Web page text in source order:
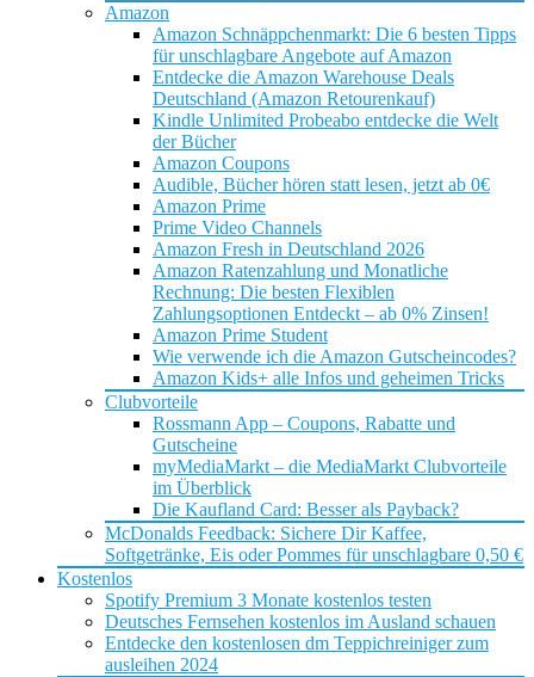
Amazon
Amazon Schnäppchenmarkt: Die 6 besten Tipps
für unschlagbare Angebote auf Amazon
Entdecke die Amazon Warehouse Deals
Deutschland (Amazon Retourenkauf)
Kindle Unlimited Probeabo entdecke die Welt
der Bücher
Amazon Coupons
Audible, Bücher hören statt lesen, jetzt ab 0€
Amazon Prime
Prime Video Channels
Amazon Fresh in Deutschland 2026
Amazon Ratenzahlung und Monatliche
Rechnung: Die besten Flexiblen
Zahlungsoptionen Entdeckt – ab 0% Zinsen!
Amazon Prime Student
Wie verwende ich die Amazon Gutscheincodes?
Amazon Kids+ alle Infos und geheimen Tricks
Clubvorteile
Rossmann App – Coupons, Rabatte und
Gutscheine
myMediaMarkt – die MediaMarkt Clubvorteile
im Überblick
Die Kaufland Card: Besser als Payback?
McDonalds Feedback: Sichere Dir Kaffee,
Softgetränke, Eis oder Pommes für unschlagbare 0,50 €
Kostenlos
Spotify Premium 3 Monate kostenlos testen
Deutsches Fernsehen kostenlos im Ausland schauen
Entdecke den kostenlosen dm Teppichreiniger zum
ausleihen 2024